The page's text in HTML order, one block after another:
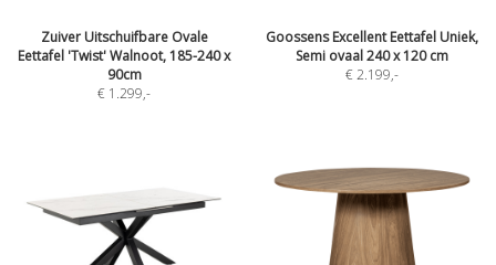
Zuiver Uitschuifbare Ovale
Eettafel 'Twist' Walnoot, 185-240 x
90cm
€ 1.299,-
Goossens Excellent Eettafel Uniek,
Semi ovaal 240 x 120 cm
€ 2.199,-